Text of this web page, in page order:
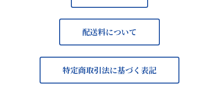
配送料について
特定商取引法に基づく表記